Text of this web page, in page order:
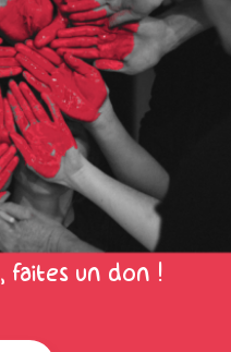
faites un don !